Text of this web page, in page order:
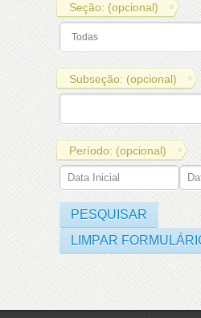
Seção: (opcional)
Subseção: (opcional)
Período: (opcional)